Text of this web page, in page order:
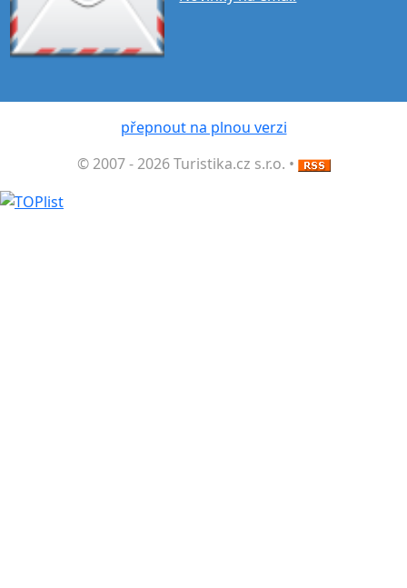
přepnout na plnou verzi
© 2007 - 2026 Turistika.cz s.r.o. •